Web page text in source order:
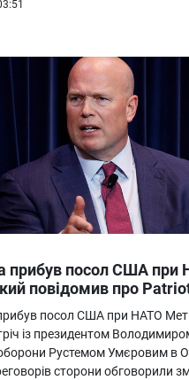
прибув посол США при
повідомив про
посол США при НАТО
із президентом
Рустемом Умєровим в
сторони обговорили